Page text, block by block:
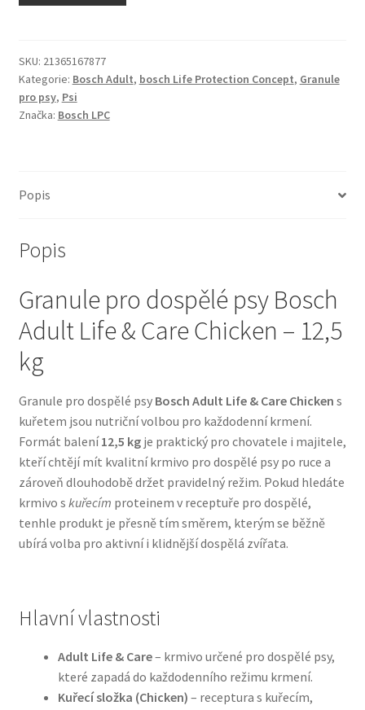
Odpočívadla pro kočky
Pamlsky pro kočky
Royal Canin pro kočky
Vše pro psy — Krmivo, doplňky, vybavení
Boudy a výběhy
Bozita pro psy — Švédské krmivo s nordickou kvalitou
Brit pro psy
Granule pro psy
Natural Trainer pro psy — Italské krmivo s
přírodními složkami
Hračky pro psy
SKU: 21365167877
Kategorie: Bosch Adult, bosch Life Protection Concept, Granule
pro psy, Psi
Značka: Bosch LPC
Popis
Popis
Granule pro dospělé psy Bosch
Adult Life & Care Chicken – 12,5
kg
Granule pro dospělé psy Bosch Adult Life & Care Chicken s
kuřetem jsou nutriční volbou pro každodenní krmení.
Formát balení12,5 kgje praktický pro chovatele i majitele,
kteří chtějí mít kvalitní krmivo pro dospělé psy po ruce a
zároveň dlouhodobě držet pravidelný režim. Pokud hledáte
krmivo s kuřecím proteinem v receptuře pro dospělé,
tenhle produkt je přesně tím směrem, kterým se běžně
ubírá volba pro aktivní i klidnější dospělá zvířata.
Hlavní vlastnosti
Adult Life & Care– krmivo určené pro dospělé psy,
které zapadá do každodenního režimu krmení.
Kuřecí složka (Chicken) – receptura s kuřecím,